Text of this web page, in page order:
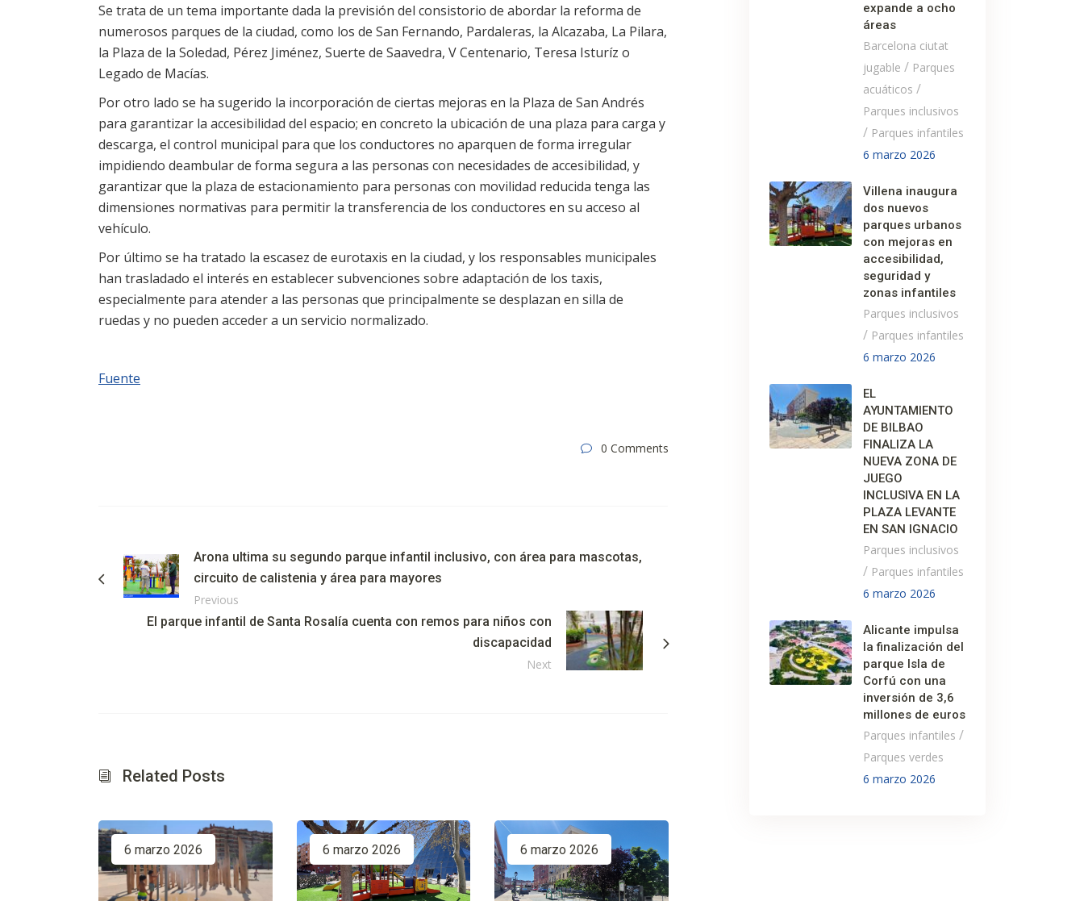
Se trata de un tema importante dada la previsión del consistorio de abordar la reforma de
numerosos parques de la ciudad, como los de San Fernando, Pardaleras, la Alcazaba, La Pilara,
la Plaza de la Soledad, Pérez Jiménez, Suerte de Saavedra, V Centenario, Teresa Isturíz o
Legado de Macías.
Por otro lado se ha sugerido la incorporación de ciertas mejoras en la Plaza de San Andrés
para garantizar la accesibilidad del espacio; en concreto la ubicación de una plaza para carga y
descarga, el control municipal para que los conductores no aparquen de forma irregular
impidiendo deambular de forma segura a las personas con necesidades de accesibilidad, y
garantizar que la plaza de estacionamiento para personas con movilidad reducida tenga las
dimensiones normativas para permitir la transferencia de los conductores en su acceso al
vehículo.
Por último se ha tratado la escasez de eurotaxis en la ciudad, y los responsables municipales
han trasladado el interés en establecer subvenciones sobre adaptación de los taxis,
especialmente para atender a las personas que principalmente se desplazan en silla de
ruedas y no pueden acceder a un servicio normalizado.
Fuente
0 Comments
Arona ultima su segundo parque infantil inclusivo, con área para mascotas,
circuito de calistenia y área para mayores
Previous
El parque infantil de Santa Rosalía cuenta con remos para niños con
discapacidad
Next
Related Posts
6 marzo 2026 6 marzo 2026 6 marzo 2026
expande a ocho
áreas
Barcelona ciutat
jugable / Parques
acuáticos /
Parques inclusivos
/ Parques infantiles
6 marzo 2026
Villena inaugura
dos nuevos
parques urbanos
con mejoras en
accesibilidad,
seguridad y
zonas infantiles
Parques inclusivos
/ Parques infantiles
6 marzo 2026
EL
AYUNTAMIENTO
DE BILBAO
FINALIZA LA
NUEVA ZONA DE
JUEGO
INCLUSIVA EN LA
PLAZA LEVANTE
EN SAN IGNACIO
Parques inclusivos
/ Parques infantiles
6 marzo 2026
Alicante impulsa
la finalización del
parque Isla de
Corfú con una
inversión de 3,6
millones de euros
Parques infantiles /
Parques verdes
6 marzo 2026